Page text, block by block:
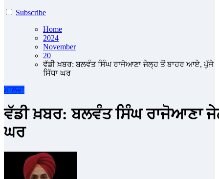
Subscribe
Home
2024
November
20
ਵੱਡੀ ਖ਼ਬਰ: ਬਲਵੰਤ ਸਿੰਘ ਰਾਜੋਆਣਾ ਜੇਲ੍ਹ ਤੋਂ ਬਾਹਰ ਆਏ, ਪੁੱਜੇ
ਸਿੱਧਾ ਘਰ
ਮਾਲਵਾ
ਵੱਡੀ ਖ਼ਬਰ: ਬਲਵੰਤ ਸਿੰਘ ਰਾਜੋਆਣਾ
ਘਰ